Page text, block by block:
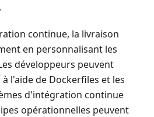
continue, la livraison
en personnalisant les
développeurs peuvent
l'aide de Dockerfiles et les
d'intégration continue
opérationnelles peuvent